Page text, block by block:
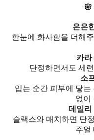
🌸
은은
한눈에 화사함을 더해
카라
단정하면서도 세
소
입는 순간 피부에 닿
없이
데일리
슬랙스와 매치하면 단
주얼